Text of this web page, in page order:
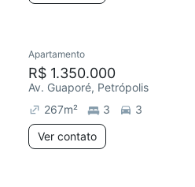
Apartamento
R$ 1.350.000
Av. Guaporé, Petrópolis
267m² 3
3
Ver contato